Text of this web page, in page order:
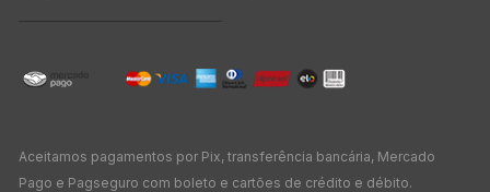
Aceitamos pagamentos por Pix, transferência bancária, Mercado
Pago e Pagseguro com boleto e cartões de crédito e débito.